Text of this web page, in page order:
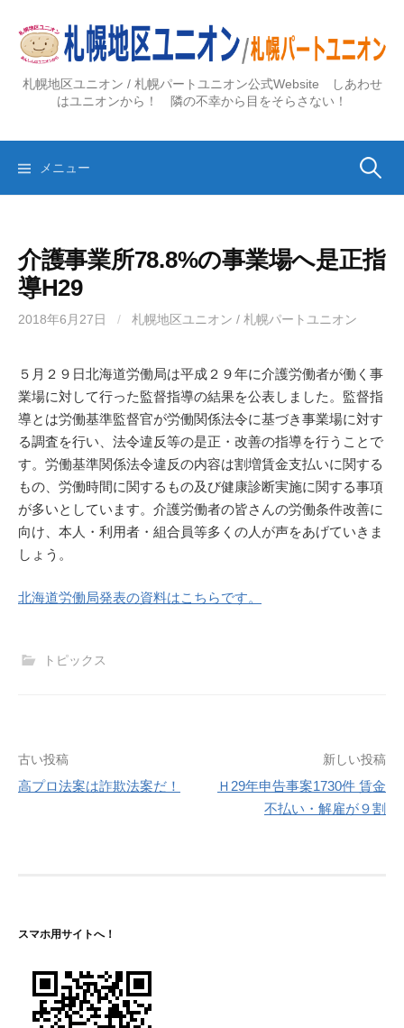
ス
札幌地区ユニオン / 札幌パートユニオン公式Website しあわせ
はユニオンから！ 隣の不幸から目をそらさない！
メニュー 検
介護事業所78.8%の事業場へ是正指
導H29
2018年6月27日 / 札幌地区ユニオン / 札幌パートユニオン
５月２９日北海道労働局は平成２９年に介護労働者が働く事
業場に対して行った監督指導の結果を公表しました。監督指
導とは労働基準監督官が労働関係法令に基づき事業場に対す
る調査を行い、法令違反等の是正・改善の指導を行うことで
す。労働基準関係法令違反の内容は割増賃金支払いに関する
もの、労働時間に関するもの及び健康診断実施に関する事項
が多いとしています。介護労働者の皆さんの労働条件改善に
向け、本人・利用者・組合員等多くの人が声をあげていきま
しょう。
北海道労働局発表の資料はこちらです。
トピックス
投
稿
ー
ョ
古い投稿
高プロ法案は詐欺法案だ！
新しい投稿
Ｈ29年申告事案1730件 賃金
不払い・解雇が９割
スマホ用サイトへ！